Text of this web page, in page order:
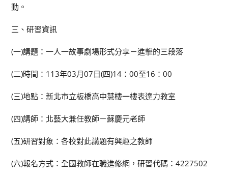
動。
三、研習資訊
(一)講題：一人一故事劇場形式分享－進擊的三段落
(二)時間：113年03月07日(四)14：00至16：00
(三)地點：新北市立板橋高中慧樓一樓表達力教室
(四)講師：北藝大兼任教師－蘇慶元老師
(五)研習對象：各校對此講題有興趣之教師
(六)報名方式：全國教師在職進修網，研習代碼：4227502